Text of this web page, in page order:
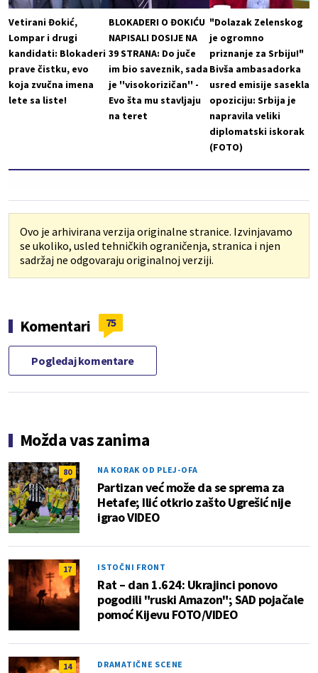
Vetirani Đokić,
Lompar i drugi
kandidati: Blokaderi
prave čistku, evo
koja zvučna imena
lete sa liste!
BLOKADERI O ĐOKIĆU
NAPISALI DOSIJE NA
39 STRANA: Do juče
im bio saveznik, sada
je ''visokorizičan'' -
Evo šta mu stavljaju
na teret
"Dolazak Zelenskog
je ogromno
priznanje za Srbiju!"
Bivša ambasadorka
usred emisije sasekla
opoziciju: Srbija je
napravila veliki
diplomatski iskorak
(FOTO)
Ovo je arhivirana verzija originalne stranice. Izvinjavamo
se ukoliko, usled tehničkih ograničenja, stranica i njen
sadržaj ne odgovaraju originalnoj verziji.
Komentari 75
Pogledaj komentare
Možda vas zanima
80 NA KORAK OD PLEJ-OFA
Partizan već može da se sprema za
Hetafe; Ilić otkrio zašto Ugrešić nije
igrao VIDEO
17 ISTOČNI FRONT
Rat – dan 1.624: Ukrajinci ponovo
pogodili "ruski Amazon"; SAD pojačale
pomoć Kijevu FOTO/VIDEO
14 DRAMATIČNE SCENE